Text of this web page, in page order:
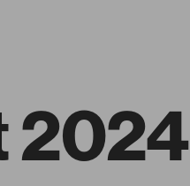
2024